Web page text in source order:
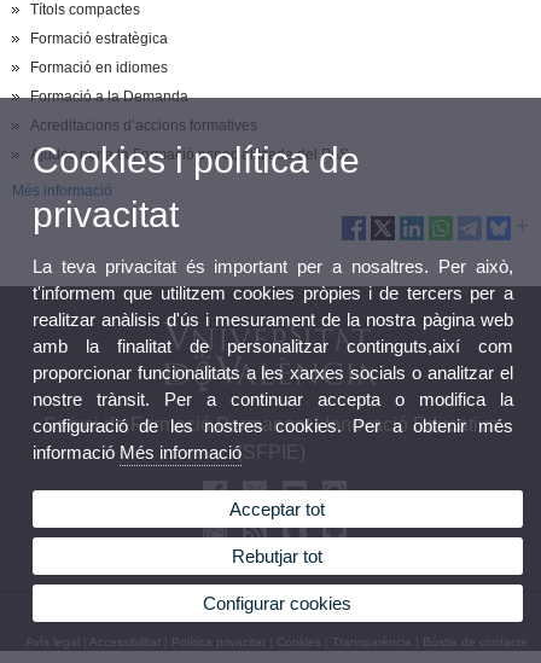
Títols compactes
Formació estratègica
Formació en idiomes
Formació a la Demanda
Acreditacions d’accions formatives
Ajudes per a la Formació especialitzada del PAS
Més informació
Servei de Formació Permanent i Innovació Educativa
(SFPIE)
© 2026 UV. - C/ Serpis, 29. 46022 València.Telèfon: 96 162 50 30
Avís legal Accessibilitat Política privacitat Cookies Transparència Bústia de contacte
Cookies i política de
privacitat
La teva privacitat és important per a nosaltres. Per això,
t'informem que utilitzem cookies pròpies i de tercers per a
realitzar anàlisis d'ús i mesurament de la nostra pàgina web
amb la finalitat de personalitzar continguts,així com
proporcionar funcionalitats a les xarxes socials o analitzar el
nostre trànsit. Per a continuar accepta o modifica la
configuració de les nostres cookies. Per a obtenir més
informació Més informació
Acceptar tot
Rebutjar tot
Configurar cookies